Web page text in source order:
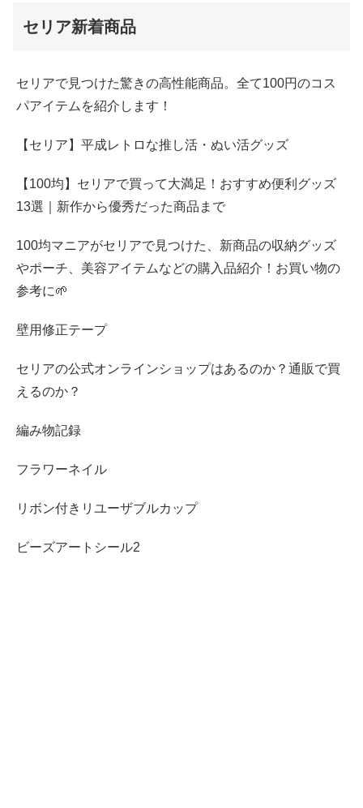
セリア新着商品
セリアで見つけた驚きの高性能商品。全て100円のコス
パアイテムを紹介します！
【セリア】平成レトロな推し活・ぬい活グッズ
【100均】セリアで買って大満足！おすすめ便利グッズ
13選｜新作から優秀だった商品まで
100均マニアがセリアで見つけた、新商品の収納グッズ
やポーチ、美容アイテムなどの購入品紹介！お買い物の
参考に🌱
壁用修正テープ
セリアの公式オンラインショップはあるのか？通販で買
えるのか？
編み物記録
フラワーネイル
リボン付きリユーザブルカップ
ビーズアートシール2